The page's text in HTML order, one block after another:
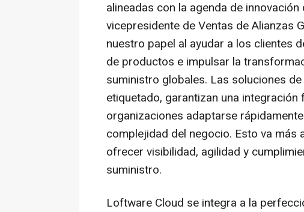
alineadas con la agenda de innovación
vicepresidente de Ventas de Alianzas
nuestro papel al ayudar a los clientes
de productos e impulsar la
suministro globales. Las soluciones
etiquetado, garantizan una
organizaciones adaptarse
complejidad del negocio. Esto va
ofrecer visibilidad, agilidad y
suministro.
Loftware Cloud se integra a la